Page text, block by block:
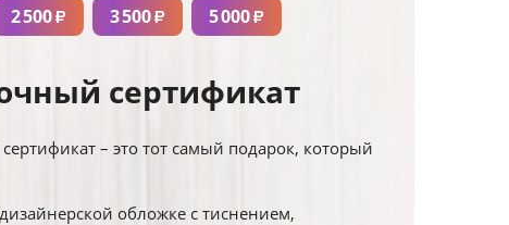
2 500₽ 3 500₽ 5 000₽
сертификат
– это тот самый подарок, который
обложке с тиснением,